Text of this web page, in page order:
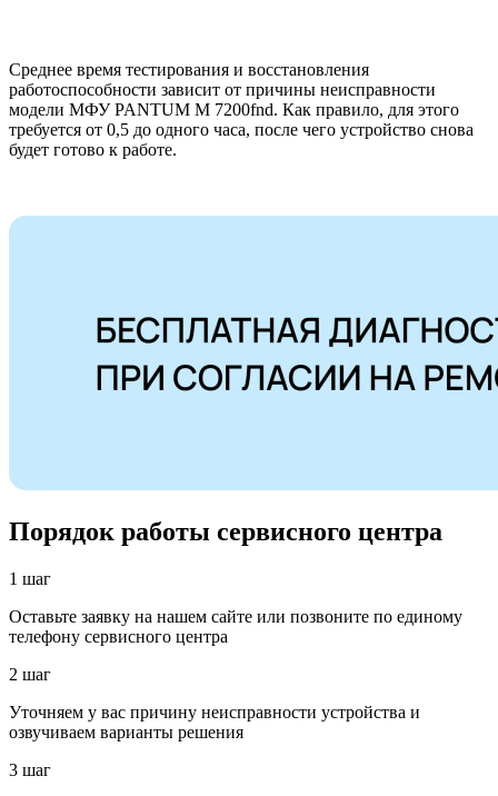
Среднее время тестирования и восстановления
работоспособности зависит от причины неисправности
модели МФУ PANTUM M 7200fnd. Как правило, для этого
требуется от 0,5 до одного часа, после чего устройство снова
будет готово к работе.
Порядок работы сервисного центра
1 шаг
Оставьте заявку на нашем сайте или позвоните по единому
телефону сервисного центра
2 шаг
Уточняем у вас причину неисправности устройства и
озвучиваем варианты решения
3 шаг